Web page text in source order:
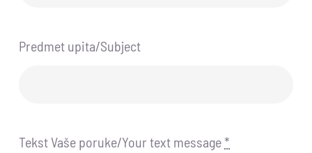
Predmet upita/Subject
Tekst Vaše poruke/Your text message *